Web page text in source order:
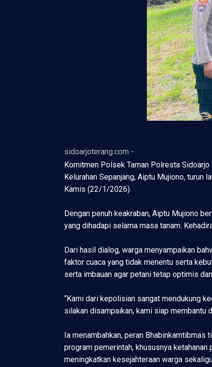
sidoarjoterang.com -
Komitmen Polsek Taman Polresta
Kelurahan Sepanjang, Aiptu Mujiono, turun
Kamis (22/1/2026).
Dengan penuh keakraban, Aiptu Mujiono
yang dihadapi selama masa tanam.
Dari hasil dialog, warga menyampaikan
faktor cuaca yang tidak menentu serta
serta imbauan agar petani tetap optimis
“Kami dari kepolisian sangat mendukung
silakan disampaikan, kami siap membantu
Ia menambahkan, peran
program pemerintah, khususnya
meningkatkan kesejahteraan warga